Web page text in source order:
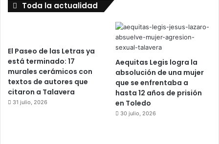
Toda la actualidad
El Paseo de las Letras ya
está terminado: 17
murales cerámicos con
textos de autores que
citaron a Talavera
31 julio, 2026
Aequitas Legis logra la
absolución de una mujer
que se enfrentaba a
hasta 12 años de prisión
en Toledo
30 julio, 2026